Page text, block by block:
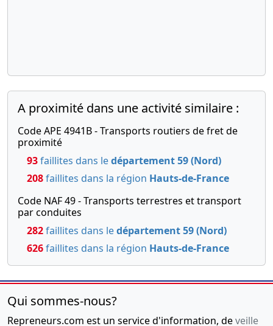
A proximité dans une activité similaire :
Code APE 4941B - Transports routiers de fret de
proximité
93faillites dans ledépartement 59 (Nord)
208faillites dans la région Hauts-de-France
Code NAF 49 - Transports terrestres et transport
par conduites
282faillites dans ledépartement 59 (Nord)
626faillites dans la région Hauts-de-France
Qui sommes-nous?
Repreneurs.com est un service d'information, deveille